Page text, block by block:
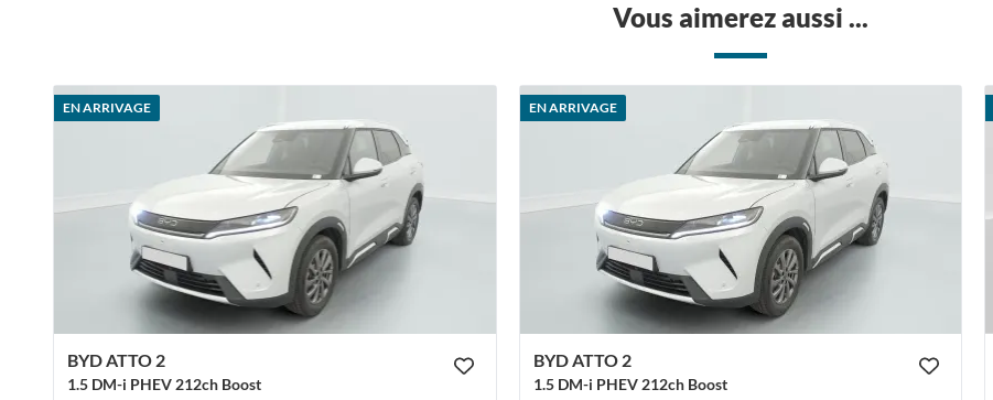
Vous aimerez aussi ...
EN ARRIVAGE
BYD ATTO 2
1.5 DM-i PHEV 212ch Boost
EN ARRIVAGE
BYD ATTO 2
1.5 DM-i PHEV 212ch Boost